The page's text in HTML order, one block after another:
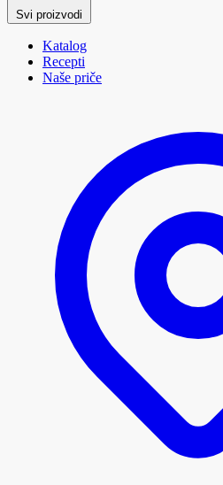
Svi proizvodi
Katalog
Recepti
Naše priče